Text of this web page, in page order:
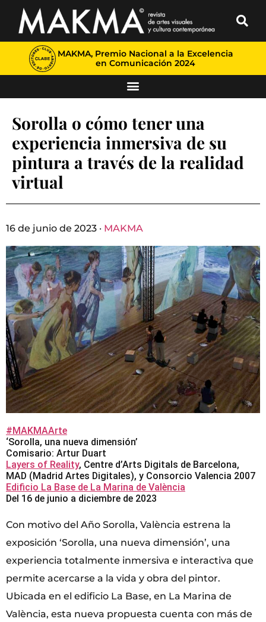
MAKMA, Premio Nacional a la Excelencia
en Comunicación 2024
Sorolla o cómo tener una
experiencia inmersiva de su
pintura a través de la realidad
virtual
16 de junio de 2023 · MAKMA
#MAKMAArte
‘Sorolla, una nueva dimensión’
Comisario: Artur Duart
Layers of Reality, Centre d’Arts Digitals de Barcelona,
MAD (Madrid Artes Digitales), y Consorcio Valencia 2007
Edificio La Base de La Marina de València
Del 16 de junio a diciembre de 2023
Con motivo del Año Sorolla, València estrena la
exposición ‘Sorolla, una nueva dimensión’, una
experiencia totalmente inmersiva e interactiva que
permite acercarse a la vida y obra del pintor.
Ubicada en el edificio La Base, en La Marina de
València, esta nueva propuesta cuenta con más de